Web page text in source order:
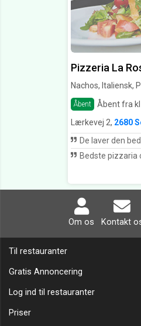
Pizzeria La
Nachos, Italiensk,
Åbent Åbent fra kl
Lærkevej 2, 2680
De laver den
Bedste pizzaria
Om os Kontakt
Til restauranter
Gratis Annoncering
Log ind til restauranter
Priser